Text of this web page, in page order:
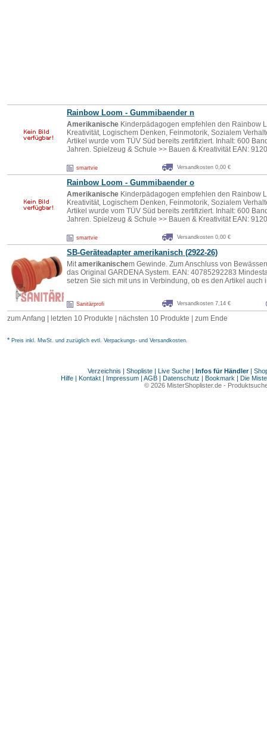
Rainbow Loom - Gummibaender n
Amerikanische Kinderpädagogen empfehlen den Rainbow
Kreativität, Logischem Denken, Feinmotorik, Sozialem
Artikel wurde vom TÜV Süd bereits zertifiziert. Inhalt: 600
Jahren. Spielzeug & Schule >> Bauen & Kreativität EAN:
smartvie Versandkosten 0,00 €
Rainbow Loom - Gummibaender o
Amerikanische Kinderpädagogen empfehlen den Rainbow
Kreativität, Logischem Denken, Feinmotorik, Sozialem
Artikel wurde vom TÜV Süd bereits zertifiziert. Inhalt: 600
Jahren. Spielzeug & Schule >> Bauen & Kreativität EAN:
smartvie Versandkosten 0,00 €
SB-Geräteadapter amerikanisch (2922-26)
Mitamerikanischem Gewinde. Zum Anschluss von
das Original GARDENA System. EAN: 40785292283
setzen Sie sich mit uns in Verbindung, ob es den Artikel
Sanitärprofi Versandkosten 7,14 €
zum Anfang letzten 10 Produkte nächsten 10 Produkte zum Ende
* Preis inkl. MwSt. und zuzüglich evtl. Verpackungs- und Versandkosten.
Verzeichnis | Shopliste| Live Suche| Infos für Händler|
Hilfe | Kontakt | Impressum | AGB | Datenschutz | Bookmark | Die
© 2026 MisterShoplister.de-